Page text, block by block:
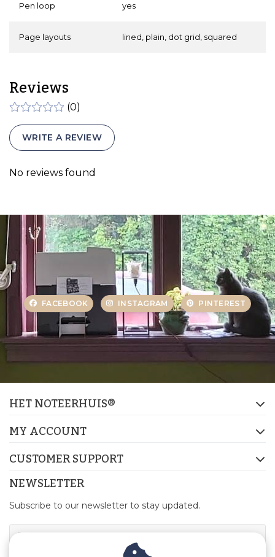
Pen loop yes
Page layouts lined, plain, dot grid, squared
Reviews
(0)
WRITE A REVIEW
No reviews found
FACEBOOK INSTAGRAM PINTEREST
HET NOTEERHUIS®
MY ACCOUNT
CUSTOMER SUPPORT
NEWSLETTER
Subscribe to our newsletter to stay updated.